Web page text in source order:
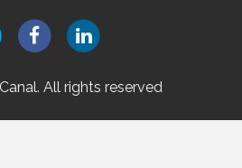
All rights reserved